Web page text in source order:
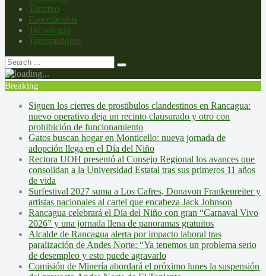
Turismo
Espectáculos
Tecnología
Transmisiones
Breaking
Siguen los cierres de prostíbulos clandestinos en Rancagua:
nuevo operativo deja un recinto clausurado y otro con
prohibición de funcionamiento
Gatos buscan hogar en Monticello: nueva jornada de
adopción llega en el Día del Niño
Rectora UOH presentó al Consejo Regional los avances que
consolidan a la Universidad Estatal tras sus primeros 11 años
de vida
Surfestival 2027 suma a Los Cafres, Donavon Frankenreiter y
artistas nacionales al cartel que encabeza Jack Johnson
Rancagua celebrará el Día del Niño con gran “Carnaval Vivo
2026” y una jornada llena de panoramas gratuitos
Alcalde de Rancagua alerta por impacto laboral tras
paralización de Andes Norte: “Ya tenemos un problema serio
de desempleo y esto puede agravarlo
Comisión de Minería abordará el próximo lunes la suspensión